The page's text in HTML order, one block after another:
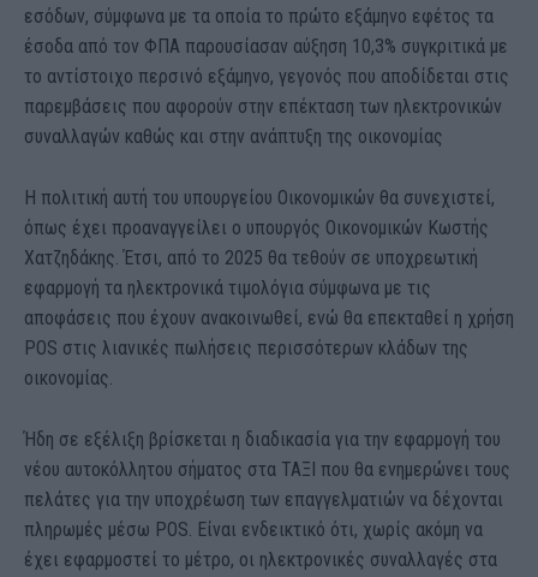
εσόδων, σύμφωνα με τα οποία το πρώτο εξάμηνο εφέτος τα
έσοδα από τον ΦΠΑ παρουσίασαν αύξηση 10,3% συγκριτικά με
το αντίστοιχο περσινό εξάμηνο, γεγονός που αποδίδεται στις
παρεμβάσεις που αφορούν στην επέκταση των ηλεκτρονικών
συναλλαγών καθώς και στην ανάπτυξη της οικονομίας
Η πολιτική αυτή του υπουργείου Οικονομικών θα συνεχιστεί,
όπως έχει προαναγγείλει ο υπουργός Οικονομικών Κωστής
Χατζηδάκης. Έτσι, από το 2025 θα τεθούν σε υποχρεωτική
εφαρμογή τα ηλεκτρονικά τιμολόγια σύμφωνα με τις
αποφάσεις που έχουν ανακοινωθεί, ενώ θα επεκταθεί η χρήση
POS στις λιανικές πωλήσεις περισσότερων κλάδων της
οικονομίας.
Ήδη σε εξέλιξη βρίσκεται η διαδικασία για την εφαρμογή του
νέου αυτοκόλλητου σήματος στα ΤΑΞΙ που θα ενημερώνει τους
πελάτες για την υποχρέωση των επαγγελματιών να δέχονται
πληρωμές μέσω POS. Είναι ενδεικτικό ότι, χωρίς ακόμη να
έχει εφαρμοστεί το μέτρο, οι ηλεκτρονικές συναλλαγές στα